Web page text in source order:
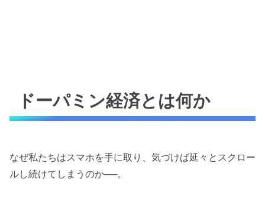
ドーパミン経済とは何か
なぜ私たちはスマホを手に取り、気づけば延々とスクロー
ルし続けてしまうのか──。